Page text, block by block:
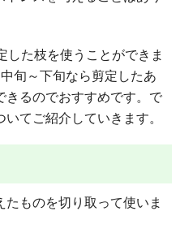
した枝を使うことができま
旬～下旬なら剪定したあ
きるのでおすすめです。で
てご紹介していきます。
ものを切り取って使いま